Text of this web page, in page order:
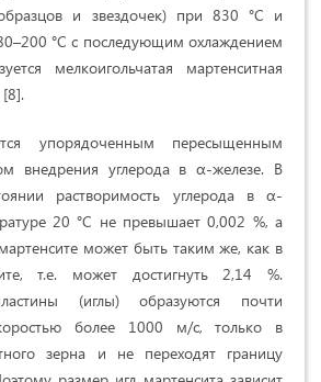
и звездочек) при 830 °С и
°С с последующим охлаждением
мелкоигольчатая мартенситная
упорядоченным пересыщенным
внедрения углерода в α-железе. В
растворимость углерода в α-
20 °С не превышает 0,002 %, а
может быть таким же, как в
т.е. может достигнуть 2,14 %.
(иглы) образуются почти
более 1000 м/с, только в
зерна и не переходят границу